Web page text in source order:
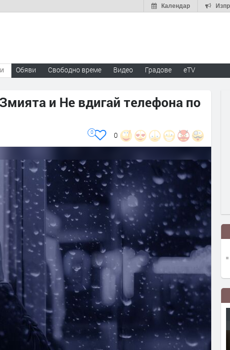
Календар
Обяви Свободно време Видео Градове eTV
и Не вдигай телефона по
0
0